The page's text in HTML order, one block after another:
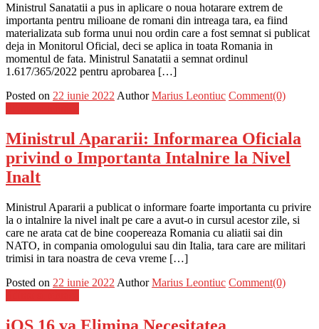
Ministrul Sanatatii a pus in aplicare o noua hotarare extrem de
importanta pentru milioane de romani din intreaga tara, ea fiind
materializata sub forma unui nou ordin care a fost semnat si publicat
deja in Monitorul Oficial, deci se aplica in toata Romania in
momentul de fata. Ministrul Sanatatii a semnat ordinul
1.617/365/2022 pentru aprobarea […]
Posted on 22 iunie 2022 Author Marius Leontiuc Comment(0)
Ministrul Apararii: Informarea Oficiala
privind o Importanta Intalnire la Nivel
Inalt
Ministrul Apararii a publicat o informare foarte importanta cu privire
la o intalnire la nivel inalt pe care a avut-o in cursul acestor zile, si
care ne arata cat de bine coopereaza Romania cu aliatii sai din
NATO, in compania omologului sau din Italia, tara care are militari
trimisi in tara noastra de ceva vreme […]
Posted on 22 iunie 2022 Author Marius Leontiuc Comment(0)
iOS 16 va Elimina Necesitatea